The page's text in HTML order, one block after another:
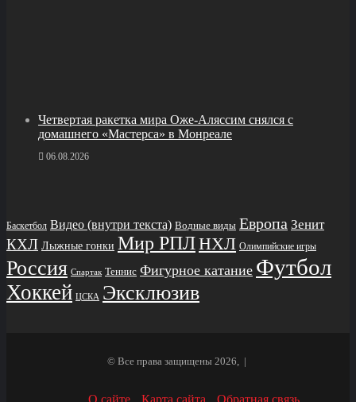
Четвертая ракетка мира Оже‑Аляссим снялся с
домашнего «Мастерса» в Монреале
06.08.2026
Баскетбол Видео (внутри текста) Водные виды Европа Зенит
КХЛ Лыжные гонки Мир РПЛНХЛ Олимпийские игры
Россия Спартак Теннис Фигурное катание Футбол
Хоккей ЦСКА Эксклюзив
© Все права защищены 2026, |
О сайте Карта сайта Обратная связь